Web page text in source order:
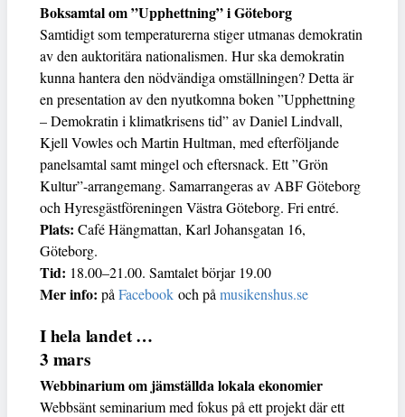
Boksamtal om ”Upphettning” i Göteborg
Samtidigt som temperaturerna stiger utmanas demokratin
av den auktoritära nationalismen. Hur ska demokratin
kunna hantera den nödvändiga omställningen? Detta är
en presentation av den nyutkomna boken ”Upphettning
– Demokratin i klimatkrisens tid” av Daniel Lindvall,
Kjell Vowles och Martin Hultman, med efterföljande
panelsamtal samt mingel och eftersnack. Ett ”Grön
Kultur”-arrangemang. Samarrangeras av ABF Göteborg
och Hyresgästföreningen Västra Göteborg. Fri entré.
Plats: Café Hängmattan, Karl Johansgatan 16,
Göteborg.
Tid: 18.00–21.00. Samtalet börjar 19.00
Mer info: på Facebook och på musikenshus.se
I hela landet …
3 mars
Webbinarium om jämställda lokala ekonomier
Webbsänt seminarium med fokus på ett projekt där ett